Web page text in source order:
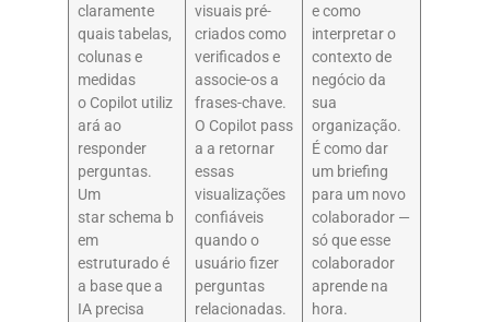
claramente
quais tabelas,
colunas e
medidas
o Copilot utiliz
ará ao
responder
perguntas.
Um
star schema b
em
estruturado é
a base que a
IA precisa
visuais pré-
criados como
verificados e
associe-os a
frases-chave.
O Copilot pass
a a retornar
essas
visualizações
confiáveis
quando o
usuário fizer
perguntas
relacionadas.
e como
interpretar o
contexto de
negócio da
sua
organização.
É como dar
um briefing
para um novo
colaborador —
só que esse
colaborador
aprende na
hora.